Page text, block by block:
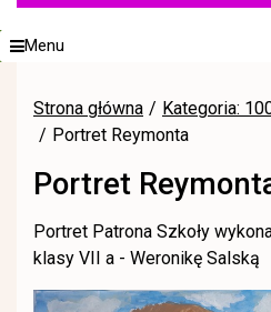
Menu
Strona główna
Kategoria:
Portret Reymonta
Portret
Portret Patrona Szkoły
klasy VII a - Weronikę Salską